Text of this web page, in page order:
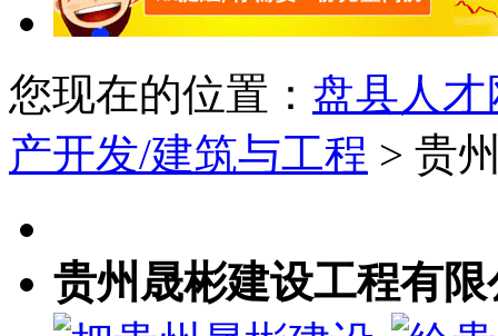
您现在的位置： 盘县人才
产开发/建筑与工程 > 贵
贵州晟彬建设工程有限